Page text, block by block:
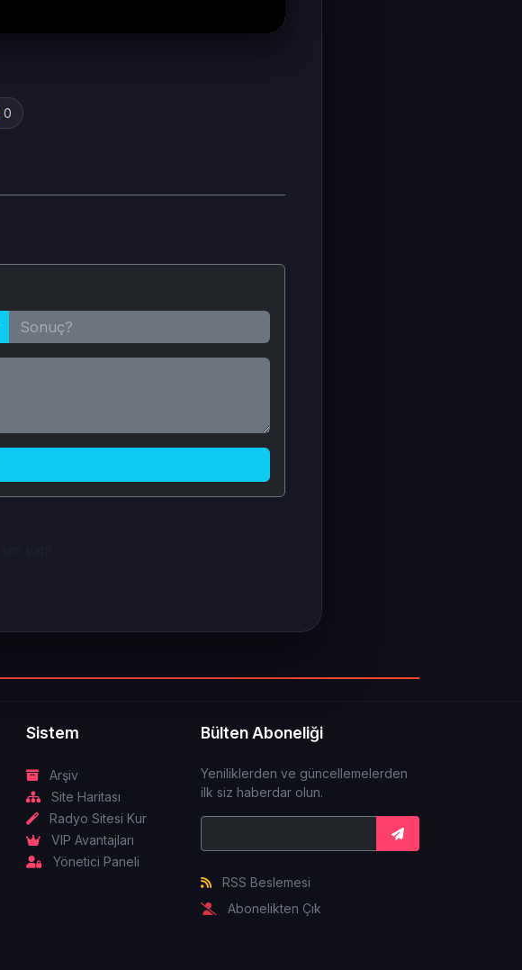
0
Sistem
Arşiv
Site Haritası
Radyo Sitesi Kur
VIP Avantajları
Yönetici Paneli
Bülten Aboneliği
Yeniliklerden ve güncellemelerden
ilk siz haberdar olun.
RSS Beslemesi
Abonelikten Çık